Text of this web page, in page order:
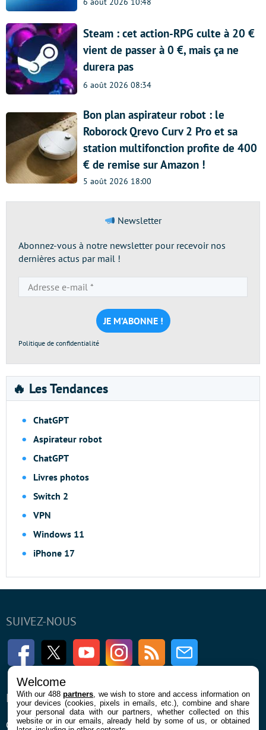
Steam : cet action-RPG culte à 20 €
vient de passer à 0 €, mais ça ne
durera pas
6 août 2026 08:34
Bon plan aspirateur robot : le
Roborock Qrevo Curv 2 Pro et sa
station multifonction profite de 400
€ de remise sur Amazon !
5 août 2026 18:00
Newsletter
Abonnez-vous à notre newsletter pour recevoir nos
dernières actus par mail !
e-
mail
*
Politique de confidentialité
🔥 Les Tendances
ChatGPT
Aspirateur robot
ChatGPT
Livres photos
Switch 2
VPN
Windows 11
iPhone 17
SUIVEZ-NOUS
FacebookTwitter Youtube InstagramRSS Newsletter
ENTREPRISE
Qui sommes nous
À PROPOS
La rédaction
Welcome
With our 488partners , we wish to store and access information on
your devices (cookies, pixels in emails, etc.), combine and share
your personal data with our partners, whether collected on this
website or in our emails, already held by some of us, or obtained